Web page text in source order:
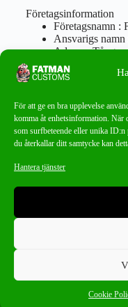
För att ge en bra upplevelse
komma åt enhetsinformation. När
som surfbeteende eller unika
du återkallar ditt samtycke kan
Hantera tjänster
Cookie
Företagsinformation
Företagsnamn :
Ansvarigs
Adress :
Postnr : 417 46
Tel :
Mån – Fre
Lör -11:00 –
Missa